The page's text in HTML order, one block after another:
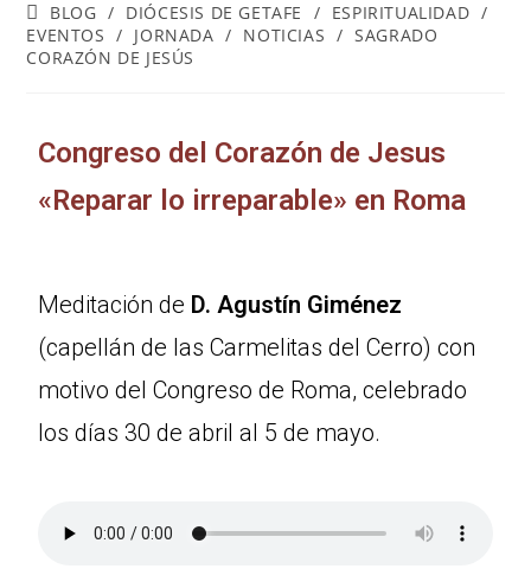
BLOG / DIÓCESIS DE GETAFE / ESPIRITUALIDAD /
EVENTOS / JORNADA / NOTICIAS / SAGRADO
CORAZÓN DE JESÚS
Congreso del Corazón de Jesus
«Reparar lo irreparable» en Roma
Meditación de D. Agustín Giménez
(capellán de las Carmelitas del Cerro) con
motivo del Congreso de Roma, celebrado
los días 30 de abril al 5 de mayo.